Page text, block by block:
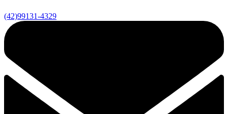
(42)99131-4329